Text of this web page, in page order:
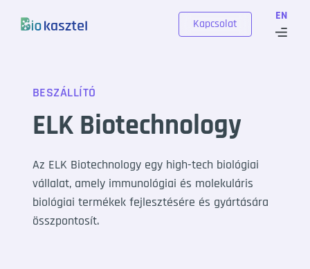
EN
Kapcsolat
BESZÁLLÍTÓ
ELK Biotechnology
Az ELK Biotechnology egy high-tech biológiai
vállalat, amely immunológiai és molekuláris
biológiai termékek fejlesztésére és gyártására
összpontosít.